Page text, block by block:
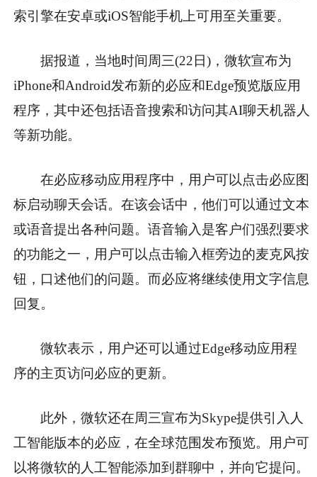
索引擎在安卓或iOS智能手机上可用至关重要。
据报道，当地时间周三(22日)，微软宣布为
iPhone和Android发布新的必应和Edge预览版应用
程序，其中还包括语音搜索和访问其AI聊天机器人
等新功能。
在必应移动应用程序中，用户可以点击必应图
标启动聊天会话。在该会话中，他们可以通过文本
或语音提出各种问题。语音输入是客户们强烈要求
的功能之一，用户可以点击输入框旁边的麦克风按
钮，口述他们的问题。而必应将继续使用文字信息
回复。
微软表示，用户还可以通过Edge移动应用程
序的主页访问必应的更新。
此外，微软还在周三宣布为Skype提供引入人
工智能版本的必应，在全球范围发布预览。用户可
以将微软的人工智能添加到群聊中，并向它提问。